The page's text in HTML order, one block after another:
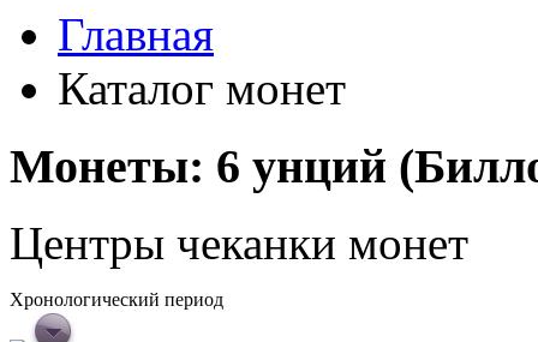
Главная
Каталог монет
Монеты: 6 унций
Центры чеканки монет
Хронологический период